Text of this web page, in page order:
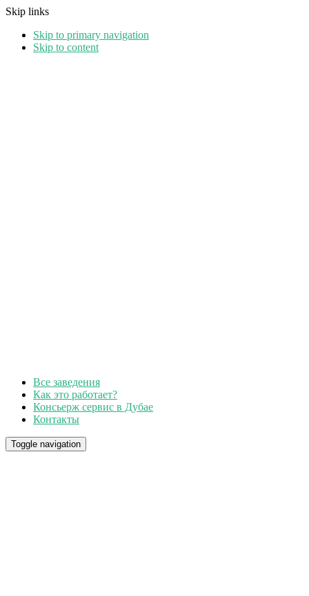
Skip links
Skip to primary navigation
Skip to content
Все заведения
Как это работает?
Консьерж сервис в Дубае
Контакты
Toggle navigation